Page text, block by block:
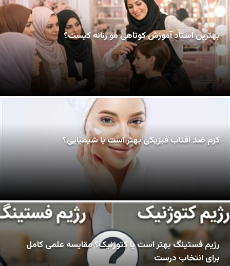
بهترین استاد آموزش کوتاهی مو زنانه کیست؟
کرم ضد آفتاب فیزیکی بهتر است یا شیمیایی؟
رژیم فستینگ بهتر است یا کتوژنیک؟ مقایسه علمی کامل
برای انتخاب درست